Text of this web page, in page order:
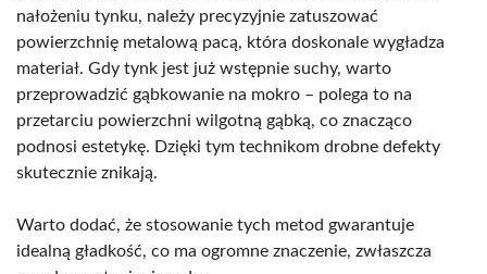
nałożeniu tynku, należy precyzyjnie zatuszować
powierzchnię metalową pacą, która doskonale wygładza
materiał. Gdy tynk jest już wstępnie suchy, warto
przeprowadzić gąbkowanie na mokro – polega to na
przetarciu powierzchni wilgotną gąbką, co znacząco
podnosi estetykę. Dzięki tym technikom drobne defekty
skutecznie znikają.
Warto dodać, że stosowanie tych metod gwarantuje
idealną gładkość, co ma ogromne znaczenie, zwłaszcza